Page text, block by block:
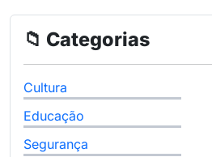
📁 Categorias
Cultura
Educação
Segurança